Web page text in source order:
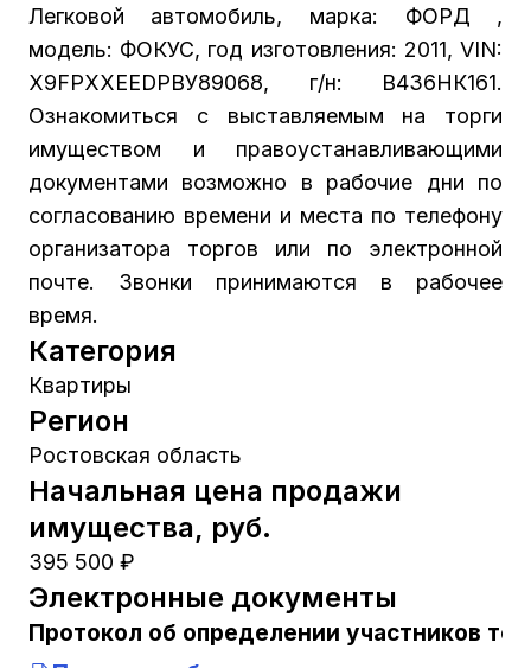
Легковой автомобиль, марка: ФОРД ,
модель: ФОКУС, год изготовления: 2011, VIN:
Х9FРХХЕЕDРВУ89068, г/н: В436НК161.
Ознакомиться с выставляемым на торги
имуществом и правоустанавливающими
документами возможно в рабочие дни по
согласованию времени и места по телефону
организатора торгов или по электронной
почте. Звонки принимаются в рабочее
время.
Категория
Квартиры
Регион
Ростовская область
Начальная цена продажи
имущества, руб.
395 500 ₽
Электронные документы
Протокол об определении участников